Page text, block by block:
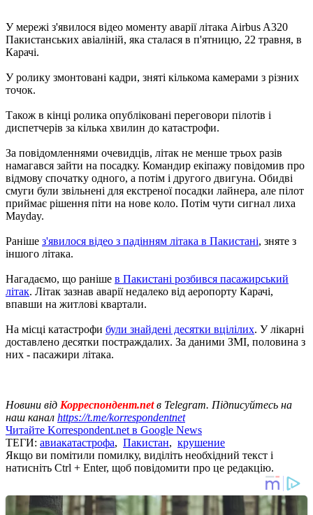
У мережі з'явилося відео моменту аварії літака Airbus A320
Пакистанських авіаліній, яка сталася в п'ятницю, 22 травня, в
Карачі.
У ролику змонтовані кадри, зняті кількома камерами з різних
точок.
Також в кінці ролика опубліковані переговори пілотів і
диспетчерів за кілька хвилин до катастрофи.
За повідомленнями очевидців, літак не менше трьох разів
намагався зайти на посадку. Командир екіпажу повідомив про
відмову спочатку одного, а потім і другого двигуна. Обидві
смуги були звільнені для екстреної посадки лайнера, але пілот
приймає рішення піти на нове коло. Потім чути сигнал лиха
Mayday.
Раніше з'явилося відео з падінням літака в Пакистані, зняте з
іншого літака.
Нагадаємо, що раніше в Пакистані розбився пасажирський
літак. Літак зазнав аварії недалеко від аеропорту Карачі,
впавши на житлові квартали.
На місці катастрофи були знайдені десятки вцілілих. У лікарні
доставлено десятки постраждалих. За даними ЗМІ, половина з
них - пасажири літака.
Новини від Корреспондент.netв Telegram. Підписуйтесь на
наш канал https://t.me/korrespondentnet
Читайте Korrespondent.net в Google News
ТЕГИ: авиакатастрофа, Пакистан, крушение
Якщо ви помітили помилку, виділіть необхідний текст і
натисніть Ctrl + Enter, щоб повідомити про це редакцію.